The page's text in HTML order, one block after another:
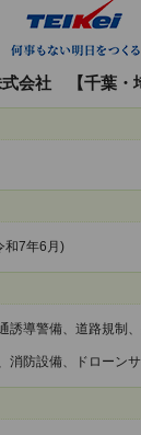
会社 【千葉・
和7年6月)
誘導警備、道路規制
消防設備、ドローン